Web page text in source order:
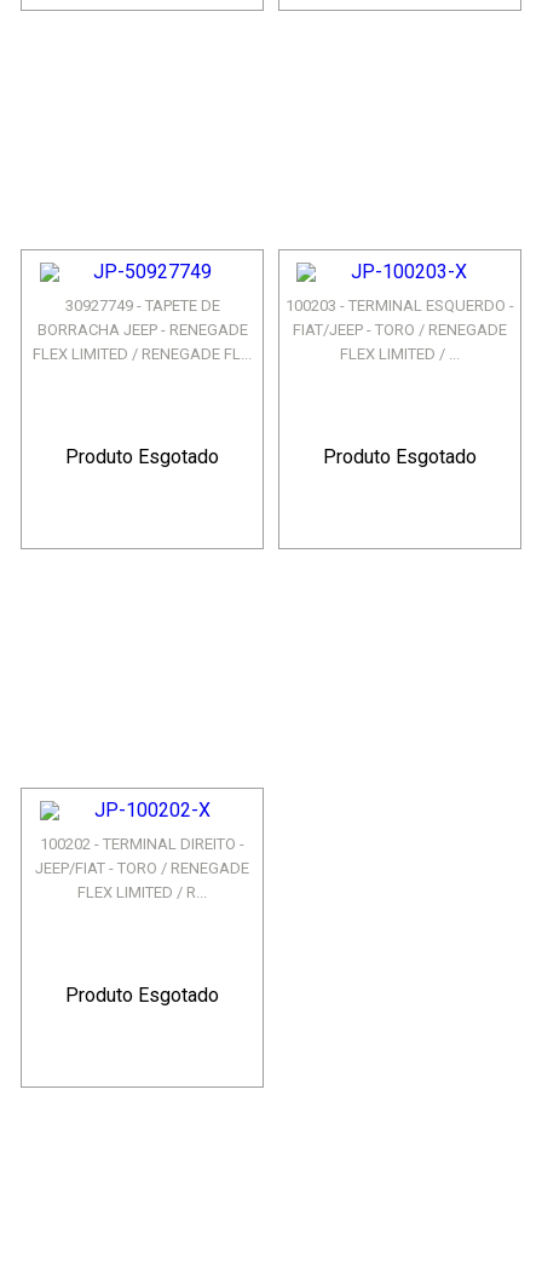
30927749 - TAPETE DE
BORRACHA JEEP - RENEGADE
FLEX LIMITED / RENEGADE FL...
Produto Esgotado
100203 - TERMINAL ESQUERDO -
FIAT/JEEP - TORO / RENEGADE
FLEX LIMITED / ...
Produto Esgotado
100202 - TERMINAL DIREITO -
JEEP/FIAT - TORO / RENEGADE
FLEX LIMITED / R...
Produto Esgotado